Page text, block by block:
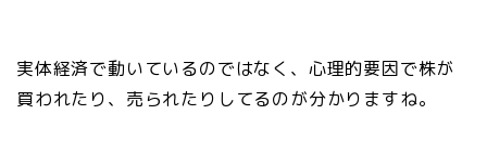
実体経済で動いているのではなく、心理的要因で株が
買われたり、売られたりしてるのが分かりますね。